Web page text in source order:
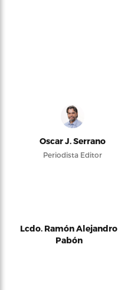
Oscar J. Serrano
Periodista Editor
Lcdo. Ramón Alejandro
Pabón